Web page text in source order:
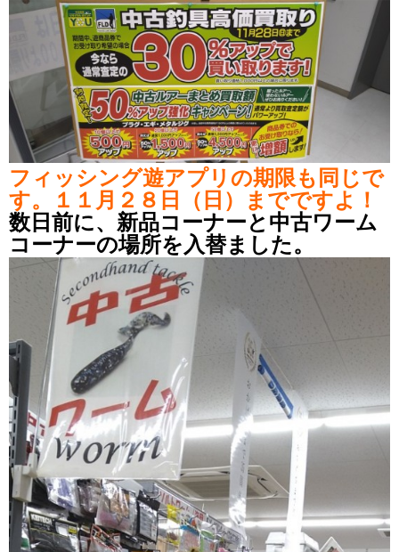
フィッシング遊アプリの期限も同じで
す。１１月２８日（日）までですよ！
数日前に、新品コーナーと中古ワーム
コーナーの場所を入替ました。